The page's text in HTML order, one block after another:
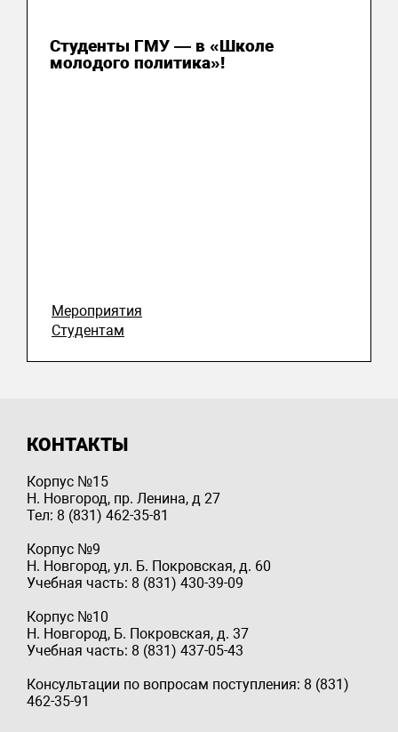
Студенты ГМУ — в «Школе
молодого политика»!
Мероприятия
Студентам
КОНТАКТЫ
Корпус №15
Н. Новгород, пр. Ленина, д 27
Тел: 8 (831) 462-35-81
Корпус №9
Н. Новгород, ул. Б. Покровская, д. 60
Учебная часть: 8 (831) 430-39-09
Корпус №10
Н. Новгород, Б. Покровская, д. 37
Учебная часть: 8 (831) 437-05-43
Консультации по вопросам поступления: 8 (831)
462-35-91